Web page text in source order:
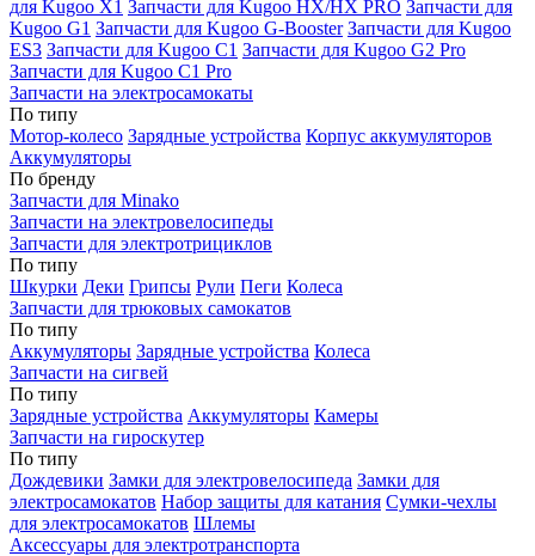
для Kugoo X1 Запчасти для Kugoo HX/HX PRO Запчасти для
Kugoo G1 Запчасти для Kugoo G-Booster Запчасти для Kugoo
ES3 Запчасти для Kugoo C1 Запчасти для Kugoo G2 Pro
Запчасти для Kugoo C1 Pro
Запчасти на электросамокаты
По типу
Мотор-колесо Зарядные устройства Корпус аккумуляторов
Аккумуляторы
По бренду
Запчасти для Minako
Запчасти на электровелосипеды
Запчасти для электротрициклов
По типу
Шкурки Деки Грипсы Рули Пеги Колеса
Запчасти для трюковых самокатов
По типу
Аккумуляторы Зарядные устройства Колеса
Запчасти на сигвей
По типу
Зарядные устройства Аккумуляторы Камеры
Запчасти на гироскутер
По типу
Дождевики Замки для электровелосипеда Замки для
электросамокатов Набор защиты для катания Сумки-чехлы
для электросамокатов Шлемы
Аксессуары для электротранспорта